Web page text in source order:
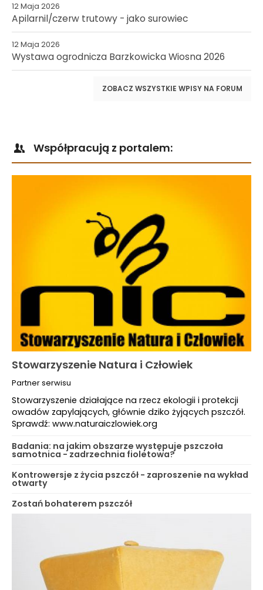
12 Maja 2026
Apilarnil/czerw trutowy - jako surowiec
12 Maja 2026
Wystawa ogrodnicza Barzkowicka Wiosna 2026
ZOBACZ WSZYSTKIE WPISY NA FORUM
Współpracują z portalem:
Stowarzyszenie Natura i Człowiek
Partner serwisu
Stowarzyszenie działające na rzecz ekologii i protekcji
owadów zapylających, głównie dziko żyjących pszczół.
Sprawdź: www.naturaiczlowiek.org
Badania: na jakim obszarze występuje pszczoła
samotnica - zadrzechnia fioletowa?
Kontrowersje z życia pszczół - zaproszenie na wykład
otwarty
Zostań bohaterem pszczół